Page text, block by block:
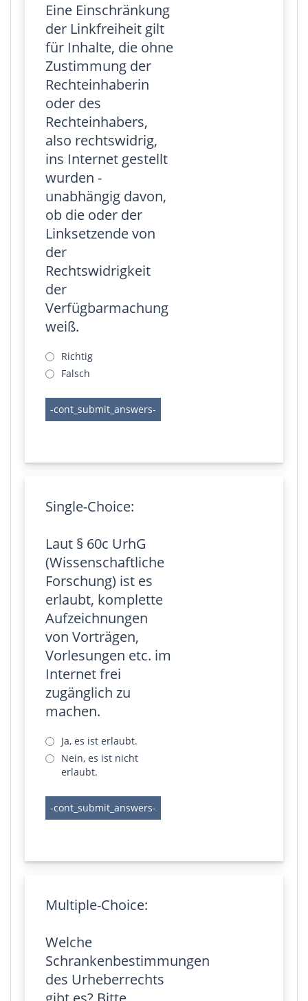
Eine Einschränkung
der Linkfreiheit gilt
für Inhalte, die ohne
Zustimmung der
Rechteinhaberin
oder des
Rechteinhabers,
also rechtswidrig,
ins Internet gestellt
wurden -
unabhängig davon,
ob die oder der
Linksetzende von
der
Rechtswidrigkeit
der
Verfügbarmachung
weiß.
Richtig
Falsch
Single-Choice:
Laut § 60c UrhG
(Wissenschaftliche
Forschung) ist es
erlaubt, komplette
Aufzeichnungen
von Vorträgen,
Vorlesungen etc. im
Internet frei
zugänglich zu
machen.
Ja, es ist erlaubt.
Nein, es ist nicht
erlaubt.
Multiple-Choice:
Welche
Schrankenbestimmungen
des Urheberrechts